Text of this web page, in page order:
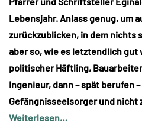
Lebensjahr. Anlass genug, um
zurückzublicken, in dem nichts
aber so, wie es letztendlich gut
politischer Häftling,
Ingenieur, dann – spät berufen
Gefängnisseelsorger und
Weiterlesen…